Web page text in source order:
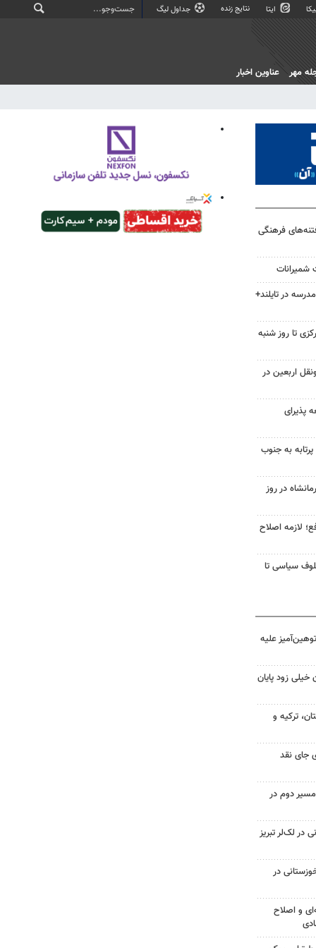
ایتا نتایج زنده جداول لیگ
مهر عناوین اخبار
فرهنگی
شمیرانات
در تایلند+
تا روز شنبه
اربعین در
پذیرای
یونیفل: اسرائیل در یک روز ۱۱۳ پرتابه به جنوب
در روز
لازمه اصلاح
سیاسی تا
علیه
خیلی زود پایان
ترکیه و
جای نقد
دوم در
لک‌لر تبریز
در
و اصلاح